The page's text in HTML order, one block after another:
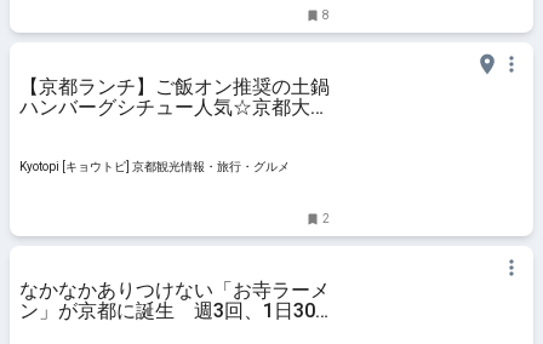
8
【京都ランチ】ご飯オン推奨の土鍋
ハンバーグシチュー人気☆京都大学
Kyotopi [キョウトピ] 京都観光情報・旅行・グルメ
2
なかなかありつけない「お寺ラーメ
ン」が京都に誕生 週3回、1日30